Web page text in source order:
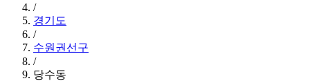
/
경기도
/
수원권선구
/
당수동